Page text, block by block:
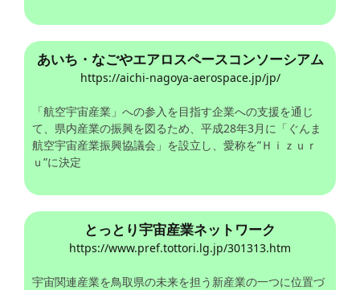
あいち・なごやエアロスペースコンソーシアム
https://aichi-nagoya-aerospace.jp/jp/
「航空宇宙産業」への参入を目指す企業への支援を通じ
て、県内産業の振興を図るため、平成28年3月に「ぐんま
航空宇宙産業振興協議会」を設立し、愛称を”Ｈｉｚｕｒ
ｕ”に決定
とっとり宇宙産業ネットワーク
https://www.pref.tottori.lg.jp/301313.htm
宇宙関連産業を鳥取県の未来を担う新産業の一つに位置づ